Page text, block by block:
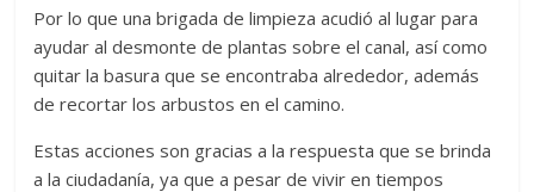
Por lo que una brigada de limpieza acudió al lugar para
ayudar al desmonte de plantas sobre el canal, así como
quitar la basura que se encontraba alrededor, además
de recortar los arbustos en el camino.
Estas acciones son gracias a la respuesta que se brinda
a la ciudadanía, ya que a pesar de vivir en tiempos